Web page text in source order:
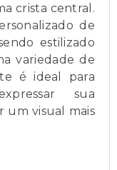
crista central.
de
estilizado
variedade de
é ideal para
sua
um visual mais